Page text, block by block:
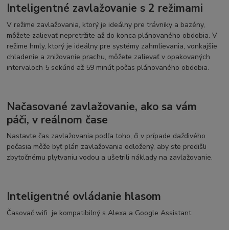
Inteligentné zavlažovanie s 2 režimami
V režime zavlažovania, ktorý je ideálny pre trávniky a bazény,
môžete zalievať nepretržite až do konca plánovaného obdobia. V
režime hmly, ktorý je ideálny pre systémy zahmlievania, vonkajšie
chladenie a znižovanie prachu, môžete zalievať v opakovaných
intervaloch 5 sekúnd až 59 minút počas plánovaného obdobia.
Načasované zavlažovanie, ako sa vám
páči, v reálnom čase
Nastavte čas zavlažovania podľa toho, či v prípade daždivého
počasia môže byť plán zavlažovania odložený, aby ste predišli
zbytočnému plytvaniu vodou a ušetrili náklady na zavlažovanie.
Inteligentné ovládanie hlasom
Časovač wifi je kompatibilný s Alexa a Google Assistant.